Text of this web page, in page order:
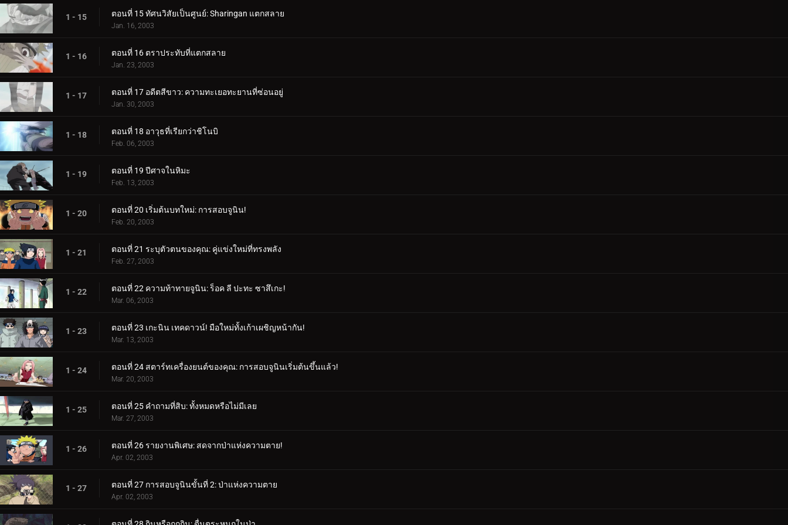
1 - 15 ตอนที่ 15 ทัศนวิสัยเป็นศูนย์: Sharingan แตกสลาย
Jan. 16, 2003
1 - 16 ตอนที่ 16 ตราประทับที่แตกสลาย
Jan. 23, 2003
1 - 17 ตอนที่ 17 อดีตสีขาว: ความทะเยอทะยานที่ซ่อนอยู่
Jan. 30, 2003
1 - 18 ตอนที่ 18 อาวุธที่เรียกว่าชิโนบิ
Feb. 06, 2003
1 - 19 ตอนที่ 19 ปีศาจในหิมะ
Feb. 13, 2003
1 - 20 ตอนที่ 20 เริ่มต้นบทใหม่: การสอบจูนิน!
Feb. 20, 2003
1 - 21 ตอนที่ 21 ระบุตัวตนของคุณ: คู่แข่งใหม่ที่ทรงพลัง
Feb. 27, 2003
1 - 22 ตอนที่ 22 ความท้าทายจูนิน: ร็อค ลี ปะทะ ซาสึเกะ!
Mar. 06, 2003
1 - 23 ตอนที่ 23 เกะนิน เทคดาวน์! มือใหม่ทั้งเก้าเผชิญหน้ากัน!
Mar. 13, 2003
1 - 24 ตอนที่ 24 สตาร์ทเครื่องยนต์ของคุณ: การสอบจูนินเริ่มต้นขึ้นแล้ว!
Mar. 20, 2003
1 - 25 ตอนที่ 25 คำถามที่สิบ: ทั้งหมดหรือไม่มีเลย
Mar. 27, 2003
1 - 26 ตอนที่ 26 รายงานพิเศษ: สดจากป่าแห่งความตาย!
Apr. 02, 2003
1 - 27 ตอนที่ 27 การสอบจูนินขั้นที่ 2: ป่าแห่งความตาย
Apr. 02, 2003